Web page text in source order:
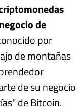
de
por
de montañas
de su negocio
de Bitcoin.